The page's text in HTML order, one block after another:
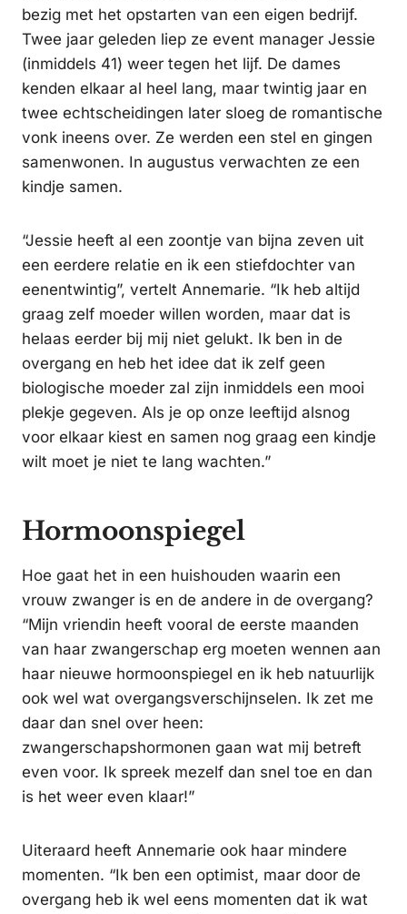
bezig met het opstarten van een eigen bedrijf.
Twee jaar geleden liep ze event manager Jessie
(inmiddels 41) weer tegen het lijf. De dames
kenden elkaar al heel lang, maar twintig jaar en
twee echtscheidingen later sloeg de romantische
vonk ineens over. Ze werden een stel en gingen
samenwonen. In augustus verwachten ze een
kindje samen.
“Jessie heeft al een zoontje van bijna zeven uit
een eerdere relatie en ik een stiefdochter van
eenentwintig”, vertelt Annemarie. “Ik heb altijd
graag zelf moeder willen worden, maar dat is
helaas eerder bij mij niet gelukt. Ik ben in de
overgang en heb het idee dat ik zelf geen
biologische moeder zal zijn inmiddels een mooi
plekje gegeven. Als je op onze leeftijd alsnog
voor elkaar kiest en samen nog graag een kindje
wilt moet je niet te lang wachten.”
Hormoonspiegel
Hoe gaat het in een huishouden waarin een
vrouw zwanger is en de andere in de overgang?
“Mijn vriendin heeft vooral de eerste maanden
van haar zwangerschap erg moeten wennen aan
haar nieuwe hormoonspiegel en ik heb natuurlijk
ook wel wat overgangsverschijnselen. Ik zet me
daar dan snel over heen:
zwangerschapshormonen gaan wat mij betreft
even voor. Ik spreek mezelf dan snel toe en dan
is het weer even klaar!”
Uiteraard heeft Annemarie ook haar mindere
momenten. “Ik ben een optimist, maar door de
overgang heb ik wel eens momenten dat ik wat